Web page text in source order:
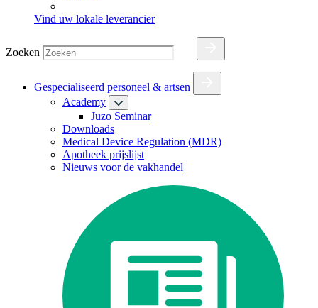
Vind uw lokale leverancier
Zoeken
Gespecialiseerd personeel & artsen
Academy
Juzo Seminar
Downloads
Medical Device Regulation (MDR)
Apotheek prijslijst
Nieuws voor de vakhandel